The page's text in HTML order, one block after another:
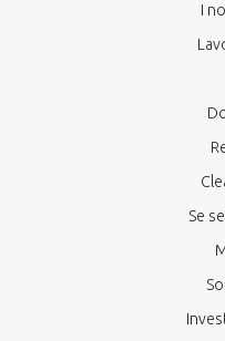
I
Se